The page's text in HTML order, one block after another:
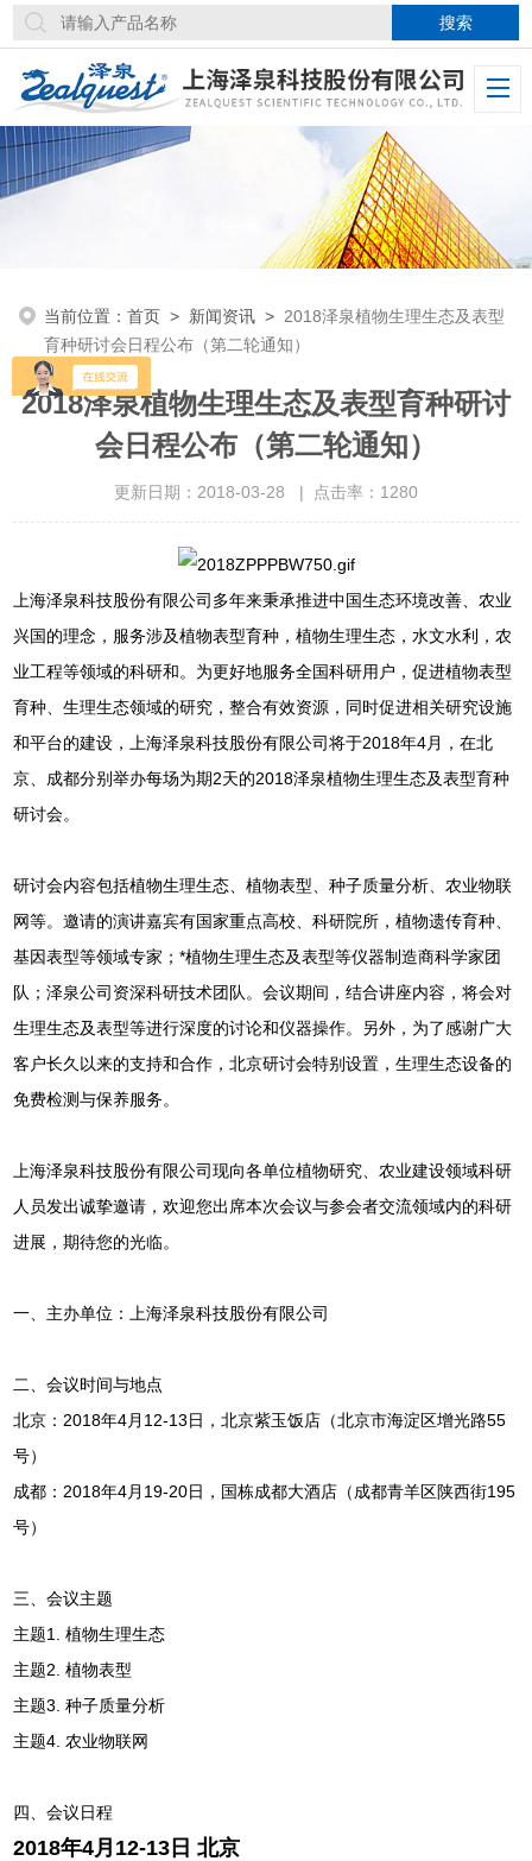
当前位置：首页 > 新闻资讯 > 2018泽泉植物生理生态及表型
育种研讨会日程公布（第二轮通知）
2018泽泉植物生理生态及表型育种研讨
会日程公布（第二轮通知）
更新日期：2018-03-28 | 点击率：1280
上海泽泉科技股份有限公司多年来秉承推进中国生态环境改善、农业
兴国的理念，服务涉及植物表型育种，植物生理生态，水文水利，农
业工程等领域的科研和。为更好地服务全国科研用户，促进植物表型
育种、生理生态领域的研究，整合有效资源，同时促进相关研究设施
和平台的建设，上海泽泉科技股份有限公司将于2018年4月，在北
京、成都分别举办每场为期2天的2018泽泉植物生理生态及表型育种
研讨会。
研讨会内容包括植物生理生态、植物表型、种子质量分析、农业物联
网等。邀请的演讲嘉宾有国家重点高校、科研院所，植物遗传育种、
基因表型等领域专家；*植物生理生态及表型等仪器制造商科学家团
队；泽泉公司资深科研技术团队。会议期间，结合讲座内容，将会对
生理生态及表型等进行深度的讨论和仪器操作。另外，为了感谢广大
客户长久以来的支持和合作，北京研讨会特别设置，生理生态设备的
免费检测与保养服务。
上海泽泉科技股份有限公司现向各单位植物研究、农业建设领域科研
人员发出诚挚邀请，欢迎您出席本次会议与参会者交流领域内的科研
进展，期待您的光临。
一、主办单位：上海泽泉科技股份有限公司
二、会议时间与地点
北京：2018年4月12-13日，北京紫玉饭店（北京市海淀区增光路55
号）
成都：2018年4月19-20日，国栋成都大酒店（成都青羊区陕西街195
号）
三、会议主题
主题1. 植物生理生态
主题2. 植物表型
主题3. 种子质量分析
主题4. 农业物联网
四、会议日程
2018年4月12-13日 北京